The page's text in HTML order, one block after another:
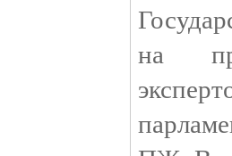
на